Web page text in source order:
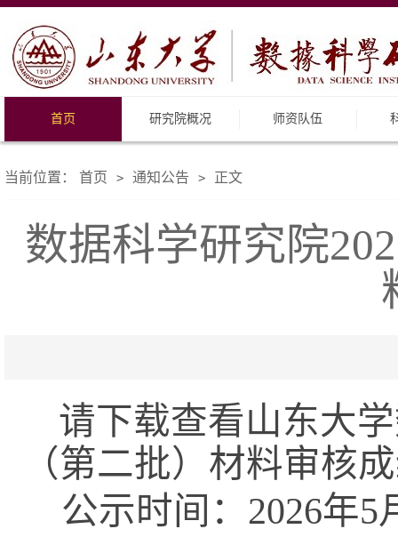
首页 研究院概况 师资队伍
当前位置： 首页 > 通知公告 > 正文
数据科学研究院
请下载查看山东大
（第二批）材料审核
公示时间：2026年5